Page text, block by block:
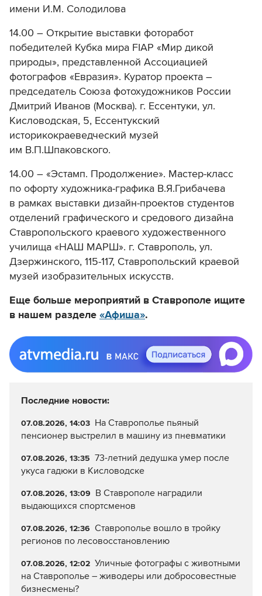
имени И.М. Солодилова
14.00 – Открытие выставки фоторабот
победителей Кубка мира FIAP «Мир дикой
природы», представленной Ассоциацией
фотографов «Евразия». Куратор проекта –
председатель Союза фотохудожников России
Дмитрий Иванов (Москва). г. Ессентуки, ул.
Кисловодская, 5, Ессентукский
историкокраеведческий музей
им В.П.Шпаковского.
14.00 – «Эстамп. Продолжение». Мастер-класс
по офорту художника-графика В.Я.Грибачева
в рамках выставки дизайн-проектов студентов
отделений графического и средового дизайна
Ставропольского краевого художественного
училища «НАШ МАРШ». г. Ставрополь, ул.
Дзержинского, 115-117, Ставропольский краевой
музей изобразительных искусств.
Еще больше мероприятий в Ставрополе ищите
в нашем разделе «Афиша».
Последние новости:
07.08.2026, 14:03 На Ставрополье пьяный
пенсионер выстрелил в машину из пневматики
07.08.2026, 13:35 73-летний дедушка умер после
укуса гадюки в Кисловодске
07.08.2026, 13:09 В Ставрополе наградили
выдающихся спортсменов
07.08.2026, 12:36 Ставрополье вошло в тройку
регионов по лесовосстановлению
07.08.2026, 12:02 Уличные фотографы с животными
на Ставрополье – живодеры или добросовестные
бизнесмены?